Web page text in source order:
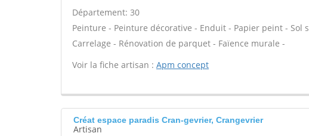
Département: 30
Peinture - Peinture décorative - Enduit - Papier peint - Sol
Carrelage - Rénovation de parquet - Faïence murale -
Voir la fiche artisan : Apm concept
Créat espace paradis Cran-gevrier, Crangevrier
Artisan